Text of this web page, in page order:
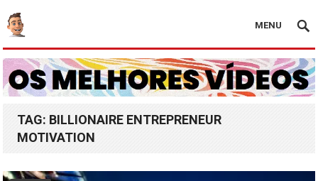
MENU
TAG: BILLIONAIRE ENTREPRENEUR
MOTIVATION